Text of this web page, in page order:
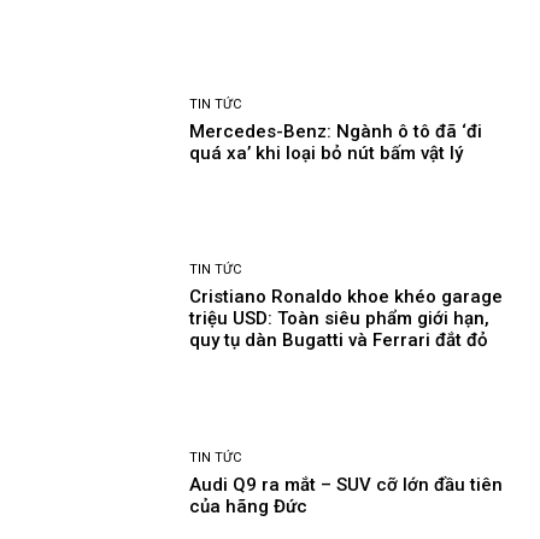
TIN TỨC
Mercedes-Benz: Ngành ô tô đã ‘đi
quá xa’ khi loại bỏ nút bấm vật lý
TIN TỨC
Cristiano Ronaldo khoe khéo garage
triệu USD: Toàn siêu phẩm giới hạn,
quy tụ dàn Bugatti và Ferrari đắt đỏ
TIN TỨC
Audi Q9 ra mắt – SUV cỡ lớn đầu tiên
của hãng Đức